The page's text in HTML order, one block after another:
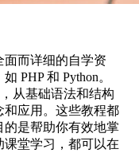
而详细的自学资
PHP 和 Python。
从基础语法和结构
和应用。这些教程都
的是帮助你有效地掌
堂学习，都可以在